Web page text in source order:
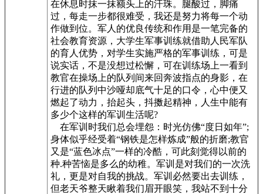
在休息时抹一抹额头上的汗珠。腿酸过，脚痛
过，每走一步都很难受，我还是努力将每一个动
作做到位。军人的优良传统和作用是一笔完备的
社会教育资源，大学生军事训练就借助人民军队
的育人优势，对学生实施严格的军事训练，可是
说实话，不是没想过松懈，可在训练场上一看到
教官在操场上的队列间来回奔波指点的身影，在
行进的队列中沙哑却底气十足的口令，心中便又
燃起了动力，抬起头，抖擞起精神，人生中能有
多少个这样的军训生活呢?
在军训时我们总会埋怨：时光仿佛“度日如年”;
身体似乎经受着“钢铁是怎样炼成”般的折磨;教官
又是“蓝色冰点”一样的冷酷，可此刻觉得以前的
种.种苦恼是多么的幼稚。军训是对我们的一次洗
礼，更是对自我的挑战。军训必然要出去训练，
但老天爷整天瞅着我们眉开眼笑，我站不到十分